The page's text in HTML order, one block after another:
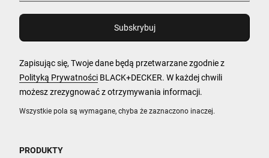
Wszystkie pola są wymagane, chyba że zaznaczono inaczej.
Zapisując się, Twoje dane będą przetwarzane zgodnie z
Polityką Prywatności BLACK+DECKER. W każdej chwili
możesz zrezygnować z otrzymywania informacji.
PRODUKTY